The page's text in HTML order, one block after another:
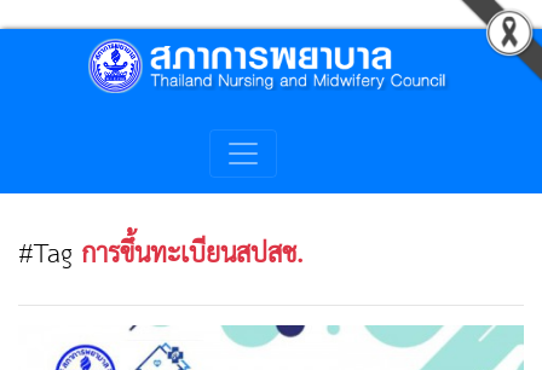
#Tag การขึ้นทะเบียนสปสช.